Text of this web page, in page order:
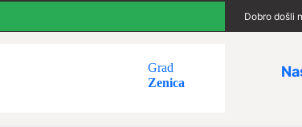
Dobro došli
Grad
Zenica